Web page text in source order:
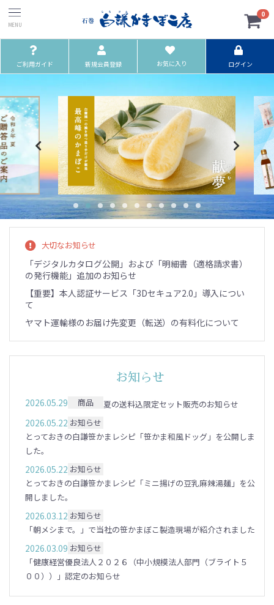
ご利用ガイド 新規会員登録 お気に入り ログイン
0
大切なお知らせ
「デジタルカタログ公開」および「明細書（適格請求書）
の発行機能」追加のお知らせ
【重要】本人認証サービス「3Dセキュア2.0」導入につい
て
ヤマト運輸様のお届け先変更（転送）の有料化について
お知らせ
2026.05.29 商品 夏の送料込限定セット販売のお知らせ
2026.05.22 お知らせ
とっておきの白謙笹かまレシピ「笹かま和風ドッグ」を公開しま
した。
2026.05.22 お知らせ
とっておきの白謙笹かまレシピ「ミニ揚げの豆乳麻辣湯麺」を公
開しました。
2026.03.12 お知らせ
「朝メシまで。」で当社の笹かまぼこ製造現場が紹介されました
2026.03.09 お知らせ
「健康経営優良法人２０２６（中小規模法人部門（ブライト５
００））」認定のお知らせ